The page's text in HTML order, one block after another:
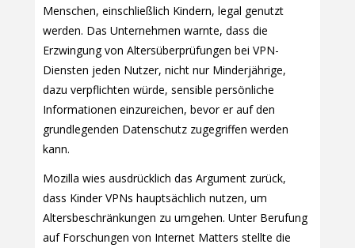
Menschen, einschließlich Kindern, legal genutzt
werden. Das Unternehmen warnte, dass die
Erzwingung von Altersüberprüfungen bei VPN-
Diensten jeden Nutzer, nicht nur Minderjährige,
dazu verpflichten würde, sensible persönliche
Informationen einzureichen, bevor er auf den
grundlegenden Datenschutz zugegriffen werden
kann.
Mozilla wies ausdrücklich das Argument zurück,
dass Kinder VPNs hauptsächlich nutzen, um
Altersbeschränkungen zu umgehen. Unter Berufung
auf Forschungen von Internet Matters stellte die